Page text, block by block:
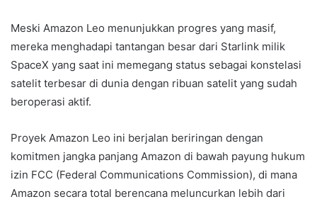
Meski Amazon Leo menunjukkan progres yang masif,
mereka menghadapi tantangan besar dari Starlink milik
SpaceX yang saat ini memegang status sebagai konstelasi
satelit terbesar di dunia dengan ribuan satelit yang sudah
beroperasi aktif.
Proyek Amazon Leo ini berjalan beriringan dengan
komitmen jangka panjang Amazon di bawah payung hukum
izin FCC (Federal Communications Commission), di mana
Amazon secara total berencana meluncurkan lebih dari